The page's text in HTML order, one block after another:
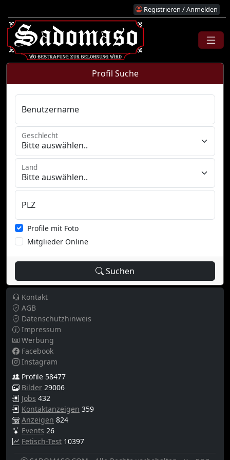
Registrieren / Anmelden
Profil Suche
Benutzername
Geschlecht
Land
PLZ
Profile mit Foto
Mitglieder Online
Suchen
Kontakt
AGB
Datenschutzhinweis
Impressum
Werbung
Facebook
Instagram
Profile 58477
Bilder 29006
Jobs 432
Kontaktanzeigen 359
Anzeigen 824
Events 26
Fetisch-Test 10397